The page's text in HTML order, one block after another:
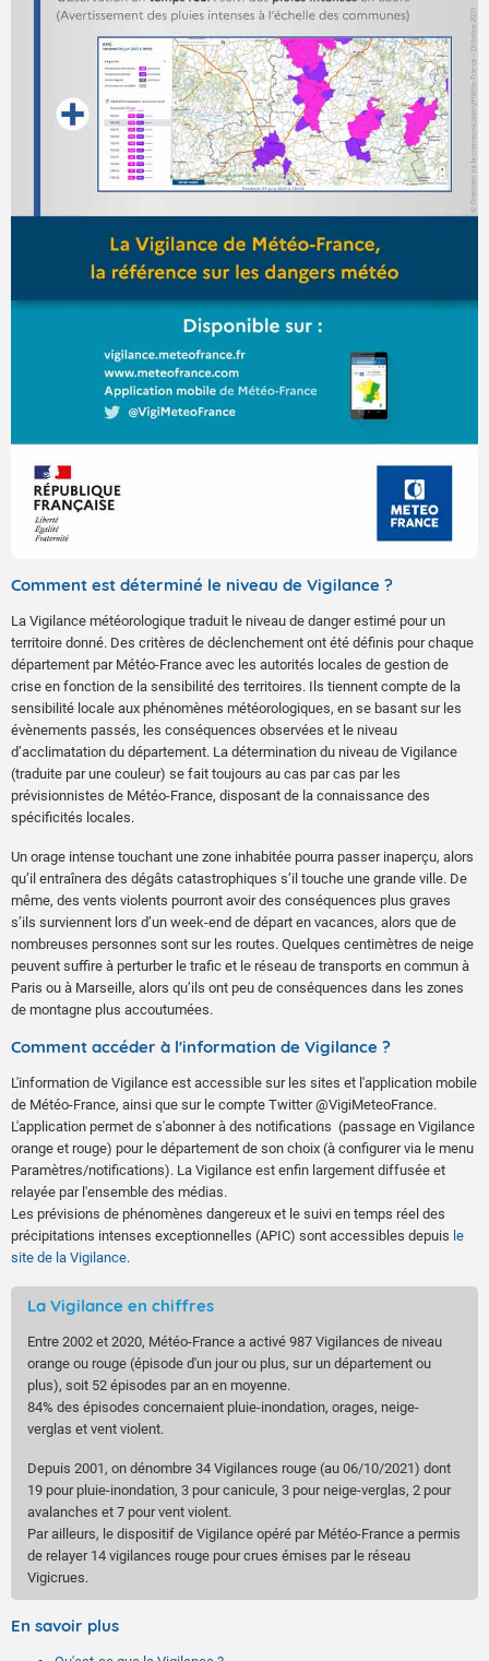
Comment est déterminé le niveau de Vigilance ?
La Vigilance météorologique traduit le niveau de danger estimé pour un
territoire donné. Des critères de déclenchement ont été définis pour chaque
département par Météo-France avec les autorités locales de gestion de
crise en fonction de la sensibilité des territoires. Ils tiennent compte de la
sensibilité locale aux phénomènes météorologiques, en se basant sur les
évènements passés, les conséquences observées et le niveau
d’acclimatation du département. La détermination du niveau de Vigilance
(traduite par une couleur) se fait toujours au cas par cas par les
prévisionnistes de Météo-France, disposant de la connaissance des
spécificités locales.
Un orage intense touchant une zone inhabitée pourra passer inaperçu, alors
qu’il entraînera des dégâts catastrophiques s’il touche une grande ville. De
même, des vents violents pourront avoir des conséquences plus graves
s’ils surviennent lors d’un week-end de départ en vacances, alors que de
nombreuses personnes sont sur les routes. Quelques centimètres de neige
peuvent suffire à perturber le trafic et le réseau de transports en commun à
Paris ou à Marseille, alors qu’ils ont peu de conséquences dans les zones
de montagne plus accoutumées.
Comment accéder à l'information de Vigilance ?
L'information de Vigilance est accessible sur les sites et l'application mobile
de Météo-France, ainsi que sur le compte Twitter @VigiMeteoFrance.
L'application permet de s'abonner à des notifications (passage en Vigilance
orange et rouge) pour le département de son choix (à configurer via le menu
Paramètres/notifications). La Vigilance est enfin largement diffusée et
relayée par l'ensemble des médias.
Les prévisions de phénomènes dangereux et le suivi en temps réel des
précipitations intenses exceptionnelles (APIC) sont accessibles depuis le
site de la Vigilance.
La Vigilance en chiffres
Entre 2002 et 2020, Météo-France a activé 987 Vigilances de niveau
orange ou rouge (épisode d'un jour ou plus, sur un département ou
plus), soit 52 épisodes par an en moyenne.
84% des épisodes concernaient pluie-inondation, orages, neige-
verglas et vent violent.
Depuis 2001, on dénombre 34 Vigilances rouge (au 06/10/2021) dont
19 pour pluie-inondation, 3 pour canicule, 3 pour neige-verglas, 2 pour
avalanches et 7 pour vent violent.
Par ailleurs, le dispositif de Vigilance opéré par Météo-France a permis
de relayer 14 vigilances rouge pour crues émises par le réseau
Vigicrues.
En savoir plus